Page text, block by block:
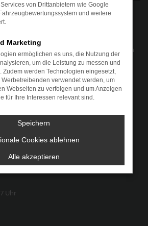
und Modelle | Verkauf von EU-
Autohaus für alle Marken und Modelle in
an der Bundesstraße 2 in Sachsen
Uhr
Uhr
von Drittanbietern wie Google
und weitere
Marketing
ermöglichen es uns, die Nutzung der
um die Leistung zu messen und
Zudem werden Technologien eingesetzt,
verwendet werden, um
Webseiten zu verfolgen und um Anzeigen
für Ihre Interessen relevant sind.
Speichern
Cookies ablehnen
Alle akzeptieren